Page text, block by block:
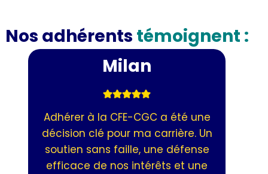
Nos adhérents témoignent :
Milan
Adhérer à la CFE-CGC a été une
décision clé pour ma carrière. Un
soutien sans faille, une défense
efficace de nos intérêts et une